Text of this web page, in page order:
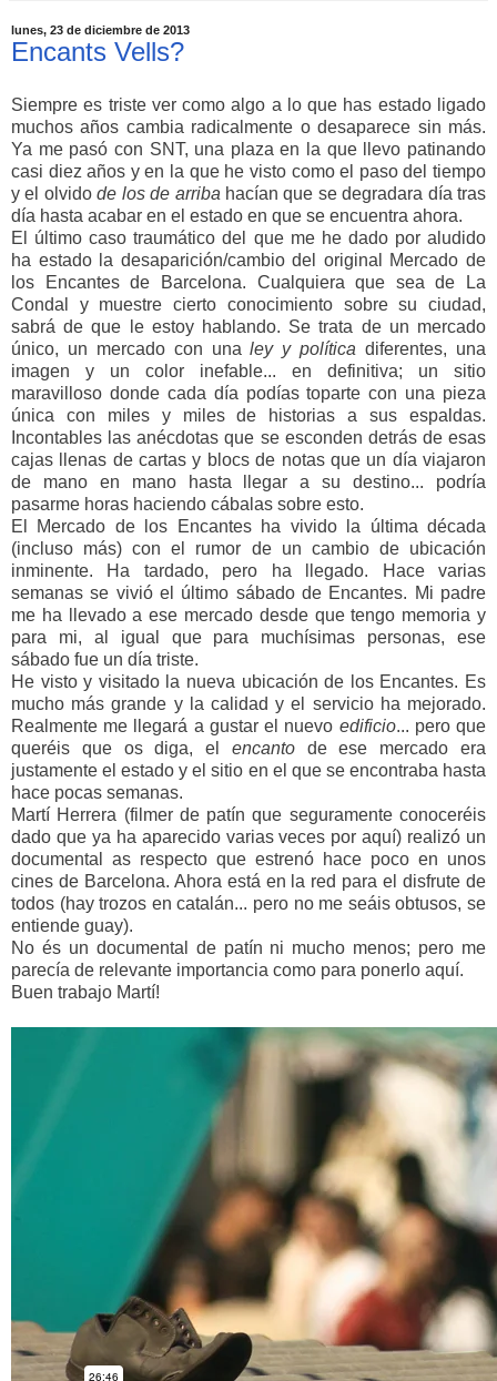
lunes, 23 de diciembre de 2013
Encants Vells?
Siempre es triste ver como algo a lo que has estado ligado
muchos años cambia radicalmente o desaparece sin más.
Ya me pasó con SNT, una plaza en la que llevo patinando
casi diez años y en la que he visto como el paso del tiempo
y el olvidode los de arriba hacían que se degradara día tras
día hasta acabar en el estado en que se encuentra ahora.
El último caso traumático del que me he dado por aludido
ha estado la desaparición/cambio del original Mercado de
los Encantes de Barcelona. Cualquiera que sea de La
Condal y muestre cierto conocimiento sobre su ciudad,
sabrá de que le estoy hablando. Se trata de un mercado
único, un mercado con unaley y política diferentes, una
imagen y un color inefable... en definitiva; un sitio
maravilloso donde cada día podías toparte con una pieza
única con miles y miles de historias a sus espaldas.
Incontables las anécdotas que se esconden detrás de esas
cajas llenas de cartas y blocs de notas que un día viajaron
de mano en mano hasta llegar a su destino... podría
pasarme horas haciendo cábalas sobre esto.
El Mercado de los Encantes ha vivido la última década
(incluso más) con el rumor de un cambio de ubicación
inminente. Ha tardado, pero ha llegado. Hace varias
semanas se vivió el último sábado de Encantes. Mi padre
me ha llevado a ese mercado desde que tengo memoria y
para mi, al igual que para muchísimas personas, ese
sábado fue un día triste.
He visto y visitado la nueva ubicación de los Encantes. Es
mucho más grande y la calidad y el servicio ha mejorado.
Realmente me llegará a gustar el nuevo edificio... pero que
queréis que os diga, el encantode ese mercado era
justamente el estado y el sitio en el que se encontraba hasta
hace pocas semanas.
Martí Herrera (filmer de patín que seguramente conoceréis
dado que ya ha aparecido varias veces por aquí) realizó un
documental as respecto que estrenó hace poco en unos
cines de Barcelona. Ahora está en la red para el disfrute de
todos (hay trozos en catalán... pero no me seáis obtusos, se
entiende guay).
No és un documental de patín ni mucho menos; pero me
parecía de relevante importancia como para ponerlo aquí.
Buen trabajo Martí!